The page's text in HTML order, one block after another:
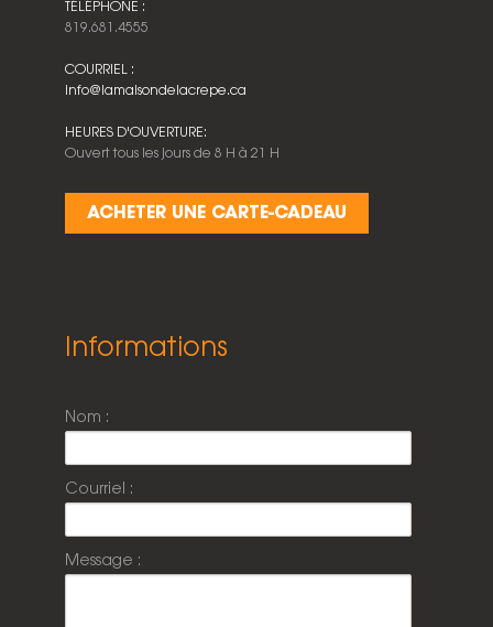
TÉLÉPHONE :
819.681.4555
COURRIEL :
info@lamaisondelacrepe.ca
HEURES D'OUVERTURE:
Ouvert tous les jours de 8 H à 21 H
ACHETER UNE CARTE-CADEAU
Informations
Nom :
Courriel :
Message :